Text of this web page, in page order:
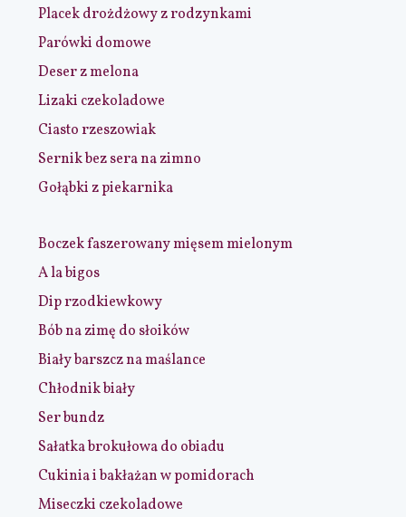
Placek drożdżowy z rodzynkami
Parówki domowe
Deser z melona
Lizaki czekoladowe
Ciasto rzeszowiak
Sernik bez sera na zimno
Gołąbki z piekarnika
Boczek faszerowany mięsem mielonym
A la bigos
Dip rzodkiewkowy
Bób na zimę do słoików
Biały barszcz na maślance
Chłodnik biały
Ser bundz
Sałatka brokułowa do obiadu
Cukinia i bakłażan w pomidorach
Miseczki czekoladowe